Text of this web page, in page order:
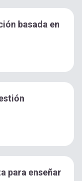
basada en
para enseñar